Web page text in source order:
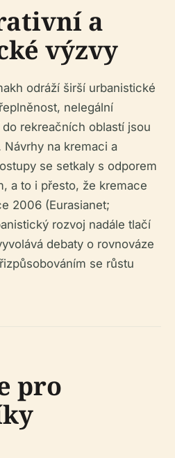
a
výzvy
odráží širší urbanistické
nelegální
rekreačních oblastí jsou
na kremaci a
se setkaly s odporem
a to i přesto, že kremace
2006 (Eurasianet;
rozvoj nadále tlačí
debaty o rovnováze
se růstu
pro